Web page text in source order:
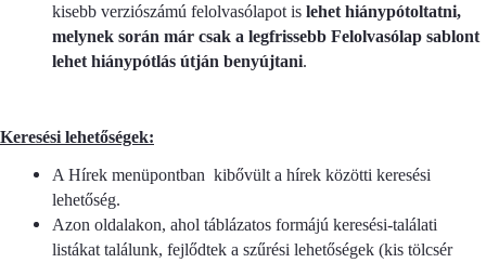
kisebb verziószámú felolvasólapot is lehet hiánypótoltatni,
melynek során már csak a legfrissebb Felolvasólap sablont
lehet hiánypótlás útján benyújtani.
Keresési lehetőségek:
A Hírek menüpontban kibővült a hírek közötti keresési
lehetőség.
Azon oldalakon, ahol táblázatos formájú keresési-találati
listákat találunk, fejlődtek a szűrési lehetőségek (kis tölcsér